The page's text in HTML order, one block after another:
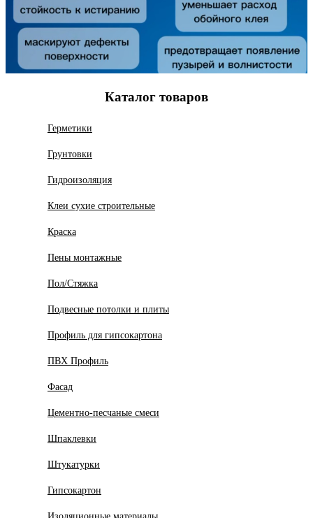
Каталог товаров
Герметики
Грунтовки
Гидроизоляция
Клеи сухие строительные
Краска
Пены монтажные
Пол/Стяжка
Подвесные потолки и плиты
Профиль для гипсокартона
ПВХ Профиль
Фасад
Цементно-песчаные смеси
Шпаклевки
Штукатурки
Гипсокартон